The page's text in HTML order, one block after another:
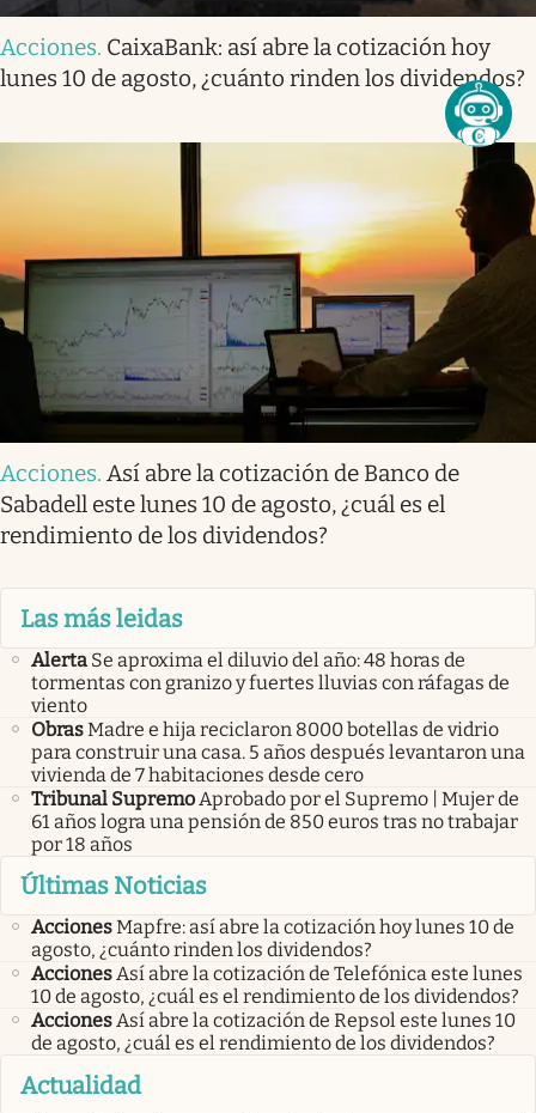
Acciones. CaixaBank: así abre la cotización hoy
lunes 10 de agosto, ¿cuánto rinden los dividendos?
Acciones. Así abre la cotización de Banco de
Sabadell este lunes 10 de agosto, ¿cuál es el
rendimiento de los dividendos?
Las más leidas
Alerta Se aproxima el diluvio del año: 48 horas de
tormentas con granizo y fuertes lluvias con ráfagas de
viento
ObrasMadre e hija reciclaron 8000 botellas de vidrio
para construir una casa. 5 años después levantaron una
vivienda de 7 habitaciones desde cero
Tribunal SupremoAprobado por el Supremo | Mujer de
61 años logra una pensión de 850 euros tras no trabajar
por 18 años
Últimas Noticias
AccionesMapfre: así abre la cotización hoy lunes 10 de
agosto, ¿cuánto rinden los dividendos?
AccionesAsí abre la cotización de Telefónica este lunes
10 de agosto, ¿cuál es el rendimiento de los dividendos?
AccionesAsí abre la cotización de Repsol este lunes 10
de agosto, ¿cuál es el rendimiento de los dividendos?
Actualidad